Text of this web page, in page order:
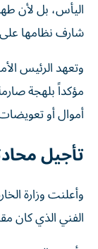
اليأس، بل لأن
شارف نظامها على
وتعهد الرئيس
مؤكداً بلهجة
أموال أو
تأجيل
وأعلنت وزارة
الفني الذي كان